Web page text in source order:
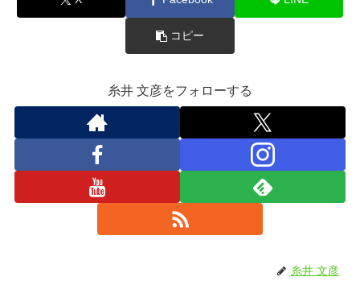
コピー
糸井 文彦をフォローする
糸井 文彦